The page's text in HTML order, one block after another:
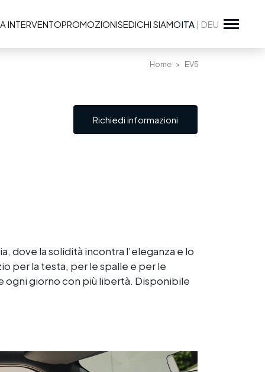
INTERVENTOPROMOZIONISEDICHI SIAMOITA | DEU
Home EV5
Richiedi informazioni
dove la solidità incontra l’eleganza e lo
per la testa, per le spalle e per le
ogni giorno con più libertà. Disponibile